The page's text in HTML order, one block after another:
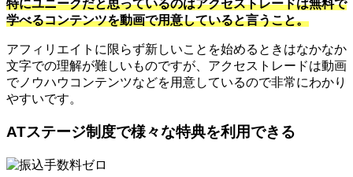
特にユニークだと思っているのはアクセストレードは無料で
学べるコンテンツを動画で用意していると言うこと。
アフィリエイトに限らず新しいことを始めるときはなかなか
文字での理解が難しいものですが、アクセストレードは動画
でノウハウコンテンツなどを用意しているので非常にわかり
やすいです。
ATステージ制度で様々な特典を利用できる